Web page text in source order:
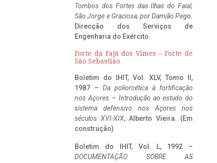
Tombos dos Fortes das Ilhas do Faial,
São Jorge e Graciosa, por Damião Pego.
Direcção dos Serviços de
Engenharia do Exército.
Forte da Fajã dos Vimes – Forte de
São Sebastião
Boletim do IHIT, Vol. XLV, Tomo II,
1987 – Da poliorcética à fortificação
nos Açores – Introdução ao estudo do
sistema defensivo nos Açores nos
séculos XVI-XIX, Alberto Vieira. (Em
construção)
Boletim do IHIT, Vol. L, 1992 –
DOCUMENTAÇÃO SOBRE AS